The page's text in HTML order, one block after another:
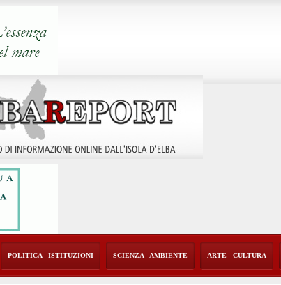
POLITICA - ISTITUZIONI SCIENZA - AMBIENTE ARTE - CULTURA